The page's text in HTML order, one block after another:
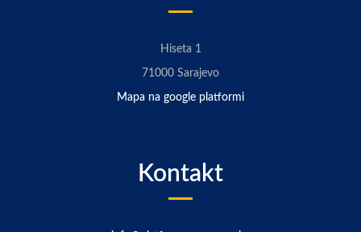
Hiseta 1
71000 Sarajevo
Mapa na google platformi
Kontakt